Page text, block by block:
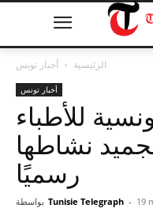
الرئيسية أخبار تونس
أخبار تونس
للأطباء
نشاطها
رسميًا
بواسطة Tunisie Telegraph - 19